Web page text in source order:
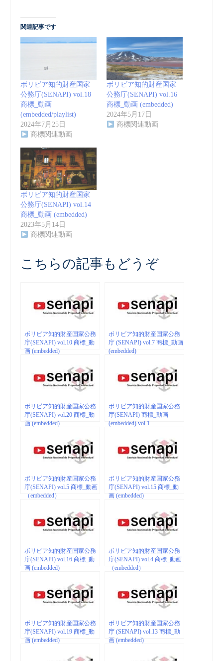
関連記事です
ボリビア知的財産国家
公務庁(SENAPI) vol.18
商標_動画
(embedded/playlist)
2024年7月25日
商標関連動画
ボリビア知的財産国家
公務庁(SENAPI) vol.16
商標_動画 (embedded)
2024年5月17日
商標関連動画
ボリビア知的財産国家
公務庁(SENAPI) vol.14
商標_動画 (embedded)
2023年5月14日
商標関連動画
こちらの記事もどうぞ
ボリビア知的財産国家公務
庁(SENAPI) vol.10 商標_動
画 (embedded)
ボリビア知的財産国家公務
庁 (SENAPI) vol.7 商標_動画
(embedded)
ボリビア知的財産国家公務
庁(SENAPI) vol.20 商標_動
画 (embedded)
ボリビア知的財産国家公務
庁(SENAPI) 商標_動画
(embedded) vol.1
ボリビア知的財産国家公務
庁(SENAPI) vol.5 商標_動画
（embedded）
ボリビア知的財産国家公務
庁(SENAPI) vol.15 商標_動
画 (embedded)
ボリビア知的財産国家公務
庁(SENAPI) vol.16 商標_動
画 (embedded)
ボリビア知的財産国家公務
庁(SENAPI) vol.4 商標_動画
（embedded）
ボリビア知的財産国家公務
庁(SENAPI) vol.19 商標_動
画 (embedded)
ボリビア知的財産国家公務
庁 (SENAPI) vol.13 商標_動
画 (embedded)